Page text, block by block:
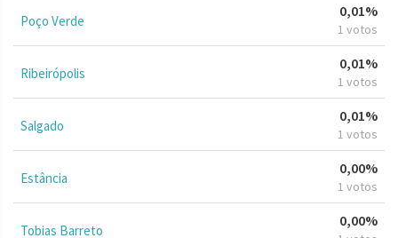
Poço Verde
0,01%
1 votos
Ribeirópolis
0,01%
1 votos
Salgado
0,01%
1 votos
Estância
0,00%
1 votos
Tobias Barreto
0,00%